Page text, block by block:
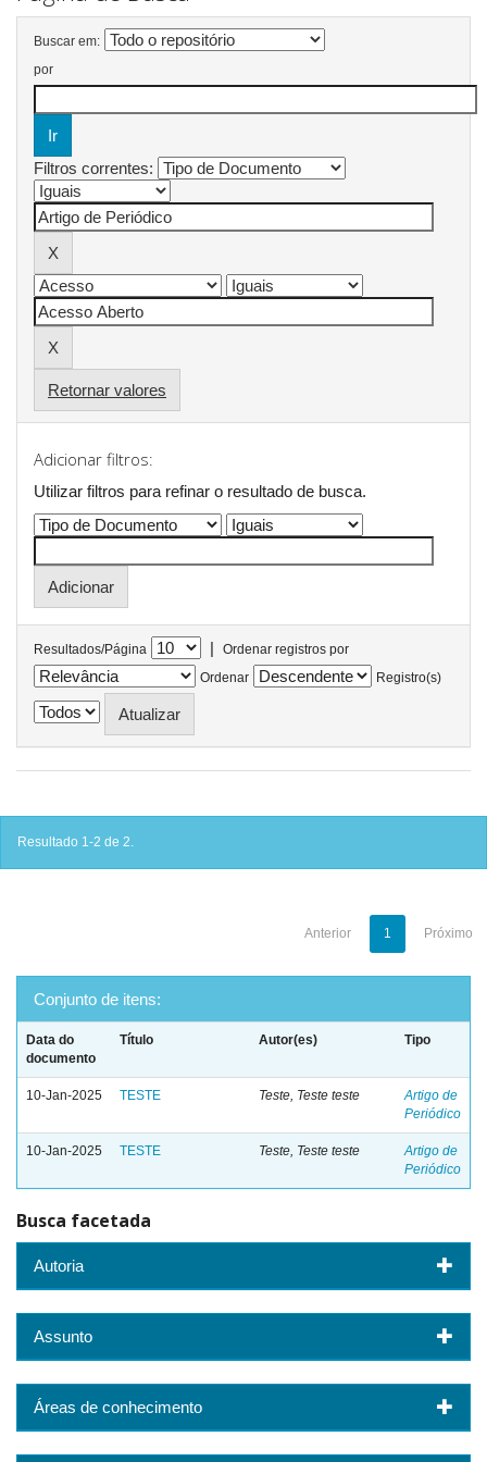
Buscar em:
por
Filtros correntes:
Retornar valores
Adicionar filtros:
Utilizar filtros para refinar o resultado de busca.
Resultados/Página |
Ordenar registros por
Ordenar
Registro(s)
Resultado 1-2 de 2.
Anterior 1 Próximo
Conjunto de itens:
Data do
documento
Título Autor(es) Tipo
10-Jan-2025 TESTE Teste, Teste teste
Artigo de
Periódico
10-Jan-2025 TESTE Teste, Teste teste
Artigo de
Periódico
Busca facetada
Autoria
Assunto
Áreas de conhecimento